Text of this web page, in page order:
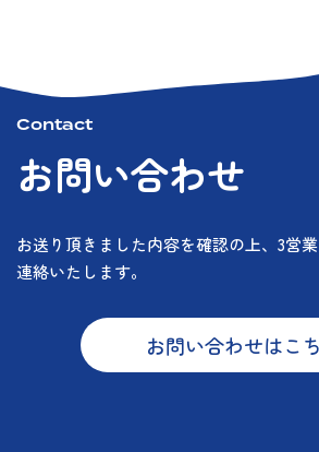
Contact
お問い合わせ
お送り頂きました内容を確認の上、3営
連絡いたします。
お問い合わせはこ